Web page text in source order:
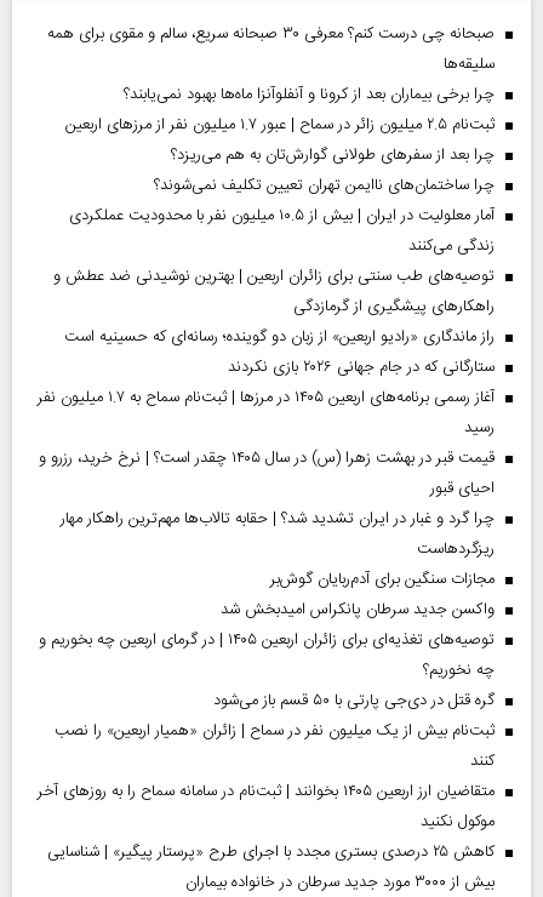
صبحانه چی درست کنم؟ معرفی ۳۰ صبحانه سریع، سالم و مقوی برای همه
سلیقه‌ها
چرا برخی بیماران بعد از کرونا و آنفلوآنزا ماه‌ها بهبود نمی‌یابند؟
ثبت‌نام ۲.۵ میلیون زائر در سماح | عبور ۱.۷ میلیون نفر از مرز‌های اربعین
چرا بعد از سفرهای طولانی گوارش‌تان به هم می‌ریزد؟
چرا ساختمان‌های ناایمن تهران تعیین تکلیف نمی‌شوند؟
آمار معلولیت در ایران | بیش از ۱۰.۵ میلیون نفر با محدودیت عملکردی
زندگی می‌کنند
توصیه‌های طب سنتی برای زائران اربعین | بهترین نوشیدنی ضد عطش و
راهکارهای پیشگیری از گرمازدگی
راز ماندگاری «رادیو اربعین» از زبان دو گوینده؛ رسانه‌ای که حسینیه است
ستارگانی که در جام جهانی ۲۰۲۶ بازی نکردند
آغاز رسمی برنامه‌های اربعین ۱۴۰۵ در مرز‌ها | ثبت‌نام سماح به ۱.۷ میلیون نفر
رسید
قیمت قبر در بهشت زهرا (س) در سال ۱۴۰۵ چقدر است؟ | نرخ خرید، رزرو و
احیای قبور
چرا گرد و غبار در ایران تشدید شد؟ | حقابه تالاب‌ها مهم‌ترین راهکار مهار
ریزگردهاست
مجازات سنگین برای آدم‌ربایان گوش‌بر
واکسن جدید سرطان پانکراس امیدبخش شد
توصیه‌های تغذیه‌ای برای زائران اربعین ۱۴۰۵ | در گرمای اربعین چه بخوریم و
چه نخوریم؟
گره قتل در دی‌جی پارتی با ۵۰ قسم باز می‌شود
ثبت‌نام بیش از یک میلیون نفر در سماح | زائران «همیار اربعین» را نصب
کنند
متقاضیان ارز اربعین ۱۴۰۵ بخوانند | ثبت‌نام در سامانه سماح را به روز‌های آخر
موکول نکنید
کاهش ۲۵ درصدی بستری مجدد با اجرای طرح «پرستار پیگیر» | شناسایی
بیش از ۳۰۰۰ مورد جدید سرطان در خانواده بیماران